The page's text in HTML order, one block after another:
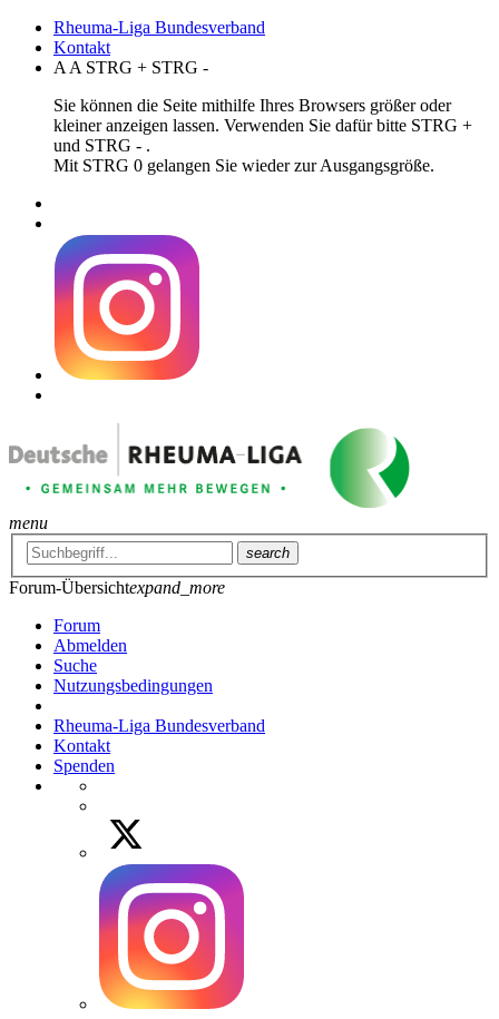
Rheuma-Liga Bundesverband
Kontakt
A A STRG + STRG -
Sie können die Seite mithilfe Ihres Browsers größer oder
kleiner anzeigen lassen. Verwenden Sie dafür bitte STRG +
und STRG - .
Mit STRG 0 gelangen Sie wieder zur Ausgangsgröße.
menu
search
Forum-Übersichtexpand_more
Forum
Abmelden
Suche
Nutzungsbedingungen
Rheuma-Liga Bundesverband
Kontakt
Spenden